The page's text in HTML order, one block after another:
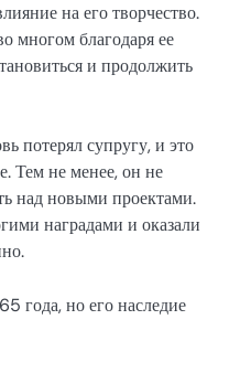
на его творчество.
многом благодаря ее
и продолжить
потерял супругу, и это
Тем не менее, он не
над новыми проектами.
наградами и оказали
года, но его наследие